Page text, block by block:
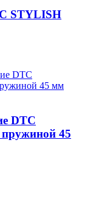
STYLISH
DTC
45